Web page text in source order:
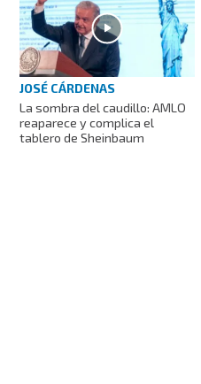
JOSÉ CÁRDENAS
La sombra del caudillo: AMLO
reaparece y complica el
tablero de Sheinbaum